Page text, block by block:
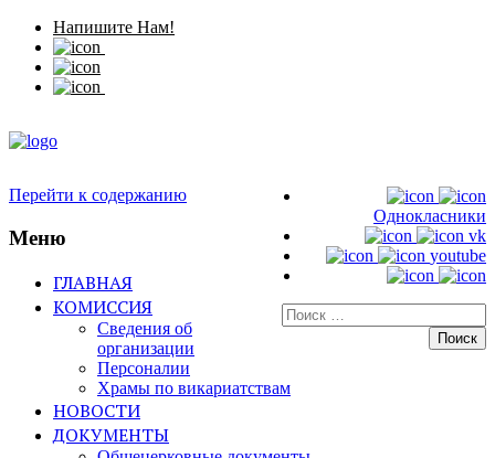
Напишите Нам!
Однокласники
vk
youtube
Искать:
Перейти к содержанию
Меню
ГЛАВНАЯ
КОМИССИЯ
Сведения об
организации
Персоналии
Храмы по викариатствам
НОВОСТИ
ДОКУМЕНТЫ